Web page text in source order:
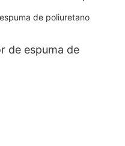
de espuma de